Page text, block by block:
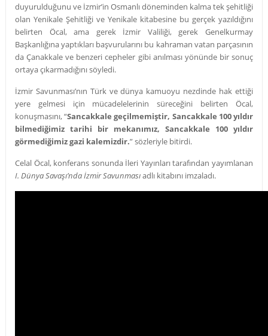
duyurulduğunu ve İzmir’in Osmanlı döneminden kalma tek şehitliği
olan Yenikale Şehitliği ve Yenikale kitabesine bu gerçek yazıldığını
belirten Öcal, ama gerek İzmir Valiliği, gerek Genelkurmay
Başkanlığına yaptıkları başvurularını bu kahraman vatan parçasının
da Çanakkale ve benzeri cepheler gibi anılması yönünde bir sonuç
ortaya çıkarmadığını söyledi.
İzmir Savunması’nın Türk ve dünya kamuoyu nezdinde hak ettiği
yere gelmesi için mücadelelerinin süreceğini belirten Öcal,
konuşmasını, “Sancakkale geçilmemiştir, Sancakkale 100 yıldır
bilmediğimiz tarihi bir mekanımız, Sancakkale 100 yıldır
görmediğimiz gazi kalemizdir.” sözleriyle bitirdi.
Celal Öcal, konferans sonunda İleri Yayınları tarafından yayımlanan
I. Dünya Savaşı’nda İzmir Savunmasıadlı kitabını imzaladı.